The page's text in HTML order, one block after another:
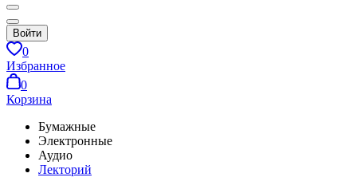
Войти
0
Избранное
0
Корзина
Бумажные
Электронные
Аудио
Лекторий